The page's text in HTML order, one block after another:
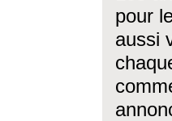
pour
aussi